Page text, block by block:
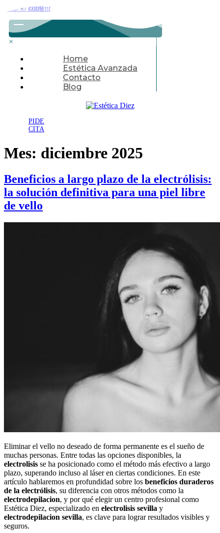
Skip to content
Blog
×
Home
Estética Avanzada
Contacto
Blog
PIDE
CITA
Mes: diciembre 2025
Beneficios a largo plazo de la electrólisis:
la solución definitiva para una piel libre
de vello
Eliminar el vello no deseado de forma permanente es el sueño de
muchas personas. Entre todas las opciones disponibles, la
electrolisis se ha posicionado como el método más efectivo a largo
plazo, superando incluso al láser en ciertas condiciones. En este
artículo hablaremos en profundidad sobre los beneficios duraderos
de la electrólisis, su diferencia con otros métodos como la
electrodepilacion, y por qué elegir un centro profesional como
Estética Diez, especializado en electrolisis sevilla y
electrodepilacion sevilla, es clave para lograr resultados visibles y
seguros.